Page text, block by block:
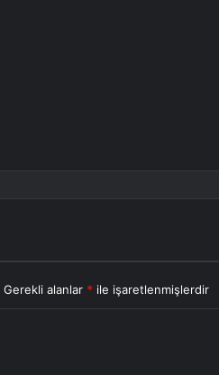
Gerekli alanlar * ile işaretlenmişlerdir